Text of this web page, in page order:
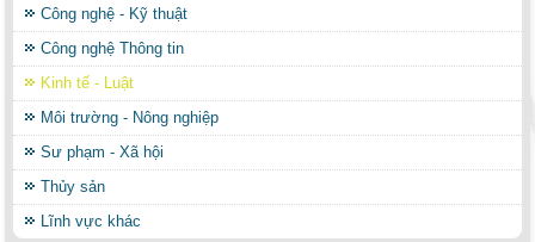
Công nghệ - Kỹ thuật
Công nghệ Thông tin
Kinh tế - Luật
Môi trường - Nông nghiệp
Sư phạm - Xã hội
Thủy sản
Lĩnh vực khác